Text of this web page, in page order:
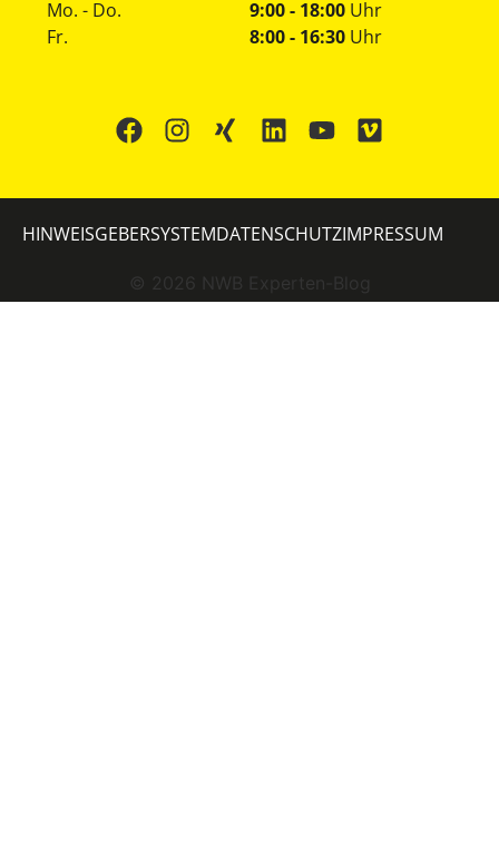
Mo. - Do.
Fr.
9:00 - 18:00 Uhr
8:00 - 16:30 Uhr
© 2026 NWB Experten-Blog
HINWEISGEBERSYSTEMDATENSCHUTZIMPRESSUM